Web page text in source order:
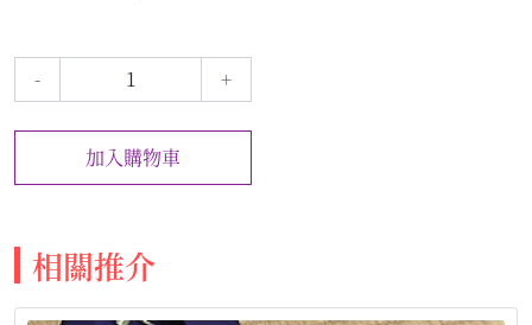
- +
加入購物車
相關推介